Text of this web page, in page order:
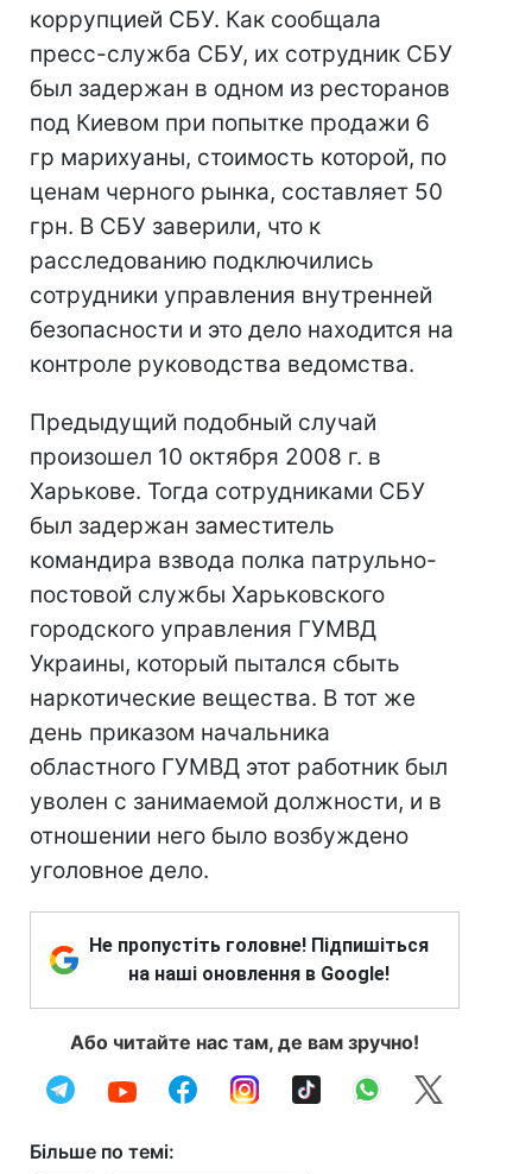
коррупцией СБУ. Как сообщала
пресс-служба СБУ, их сотрудник СБУ
был задержан в одном из ресторанов
под Киевом при попытке продажи 6
гр марихуаны, стоимость которой, по
ценам черного рынка, составляет 50
грн. В СБУ заверили, что к
расследованию подключились
сотрудники управления внутренней
безопасности и это дело находится на
контроле руководства ведомства.
Предыдущий подобный случай
произошел 10 октября 2008 г. в
Харькове. Тогда сотрудниками СБУ
был задержан заместитель
командира взвода полка патрульно-
постовой службы Харьковского
городского управления ГУМВД
Украины, который пытался сбыть
наркотические вещества. В тот же
день приказом начальника
областного ГУМВД этот работник был
уволен с занимаемой должности, и в
отношении него было возбуждено
уголовное дело.
Не пропустіть головне! Підпишіться
на наші оновлення в Google!
Або читайте нас там, де вам зручно!
Більше по темі: